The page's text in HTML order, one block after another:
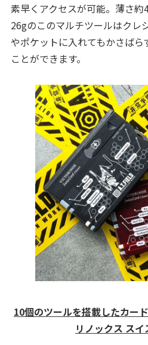
素早くアクセスが可能。薄さ
26gのこのマルチツールはクレ
やポケットに入れてもかさば
ことができます。
10個のツールを搭載したカー
リノックス スイ